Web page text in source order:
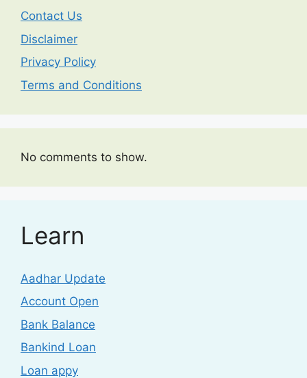
Contact Us
Disclaimer
Privacy Policy
Terms and Conditions
No comments to show.
Learn
Aadhar Update
Account Open
Bank Balance
Bankind Loan
Loan appy